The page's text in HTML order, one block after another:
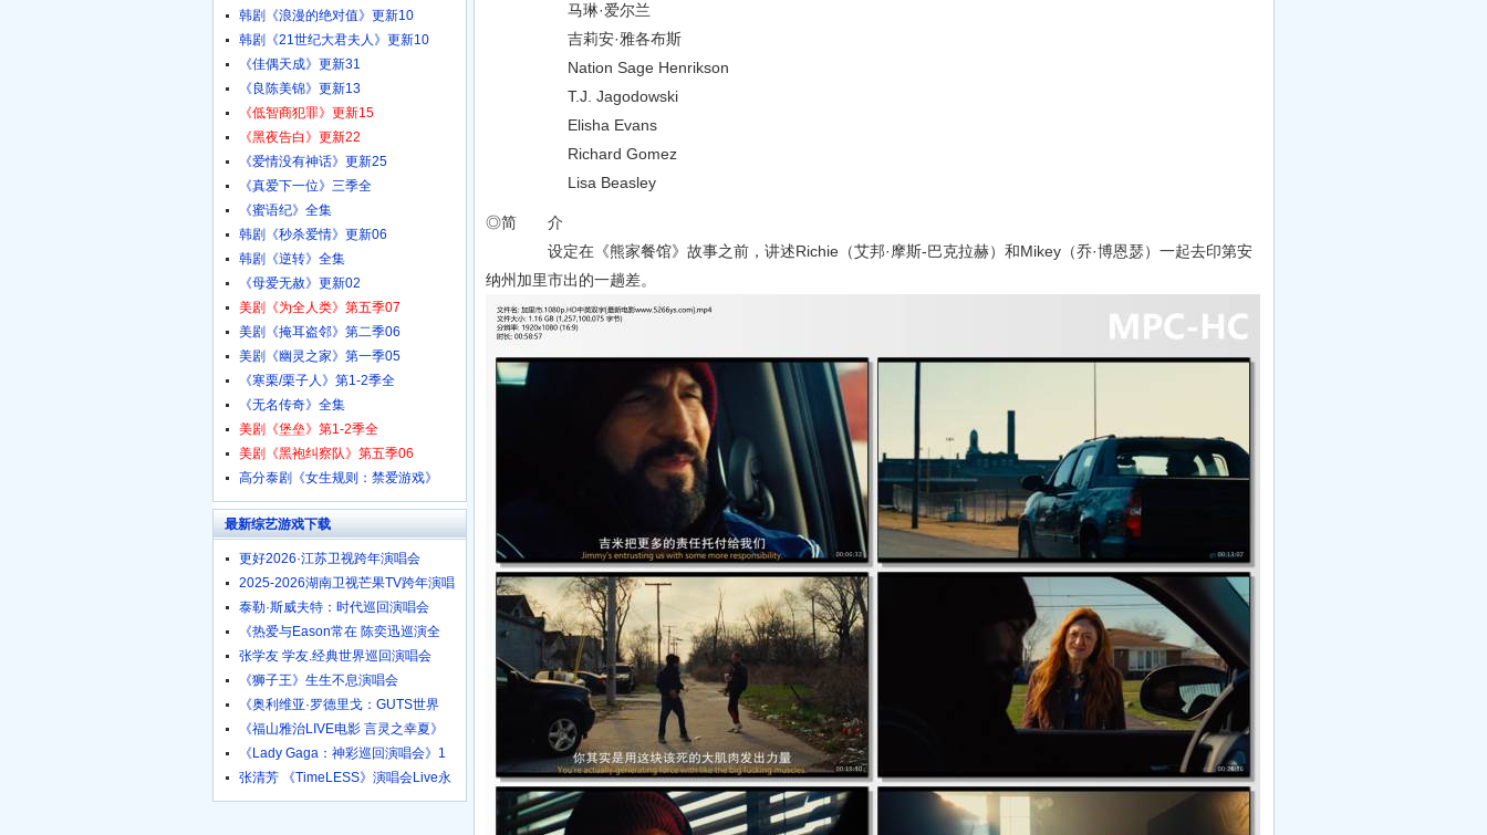
马琳·爱尔兰
吉莉安·雅各布斯
Nation Sage Henrikson
T.J. Jagodowski
Elisha Evans
Richard Gomez
Lisa Beasley
◎简 介
设定在《熊家餐馆》故事之前，讲述Richie（艾邦·摩斯-巴克拉赫）和Mikey（乔·博恩瑟）一起去印第安
纳州加里市出的一趟差。
韩剧《浪漫的绝对值》更新10
韩剧《21世纪大君夫人》更新10
《佳偶天成》更新31
《良陈美锦》更新13
《低智商犯罪》更新15
《黑夜告白》更新22
《爱情没有神话》更新25
《真爱下一位》三季全
《蜜语纪》全集
韩剧《秒杀爱情》更新06
韩剧《逆转》全集
《母爱无赦》更新02
美剧《为全人类》第五季07
美剧《掩耳盗邻》第二季06
美剧《幽灵之家》第一季05
《寒栗/栗子人》第1-2季全
《无名传奇》全集
美剧《堡垒》第1-2季全
美剧《黑袍纠察队》第五季06
高分泰剧《女生规则：禁爱游戏》
最新综艺游戏下载
更好2026·江苏卫视跨年演唱会
2025-2026湖南卫视芒果TV跨年演唱
泰勒·斯威夫特：时代巡回演唱会
《热爱与Eason常在 陈奕迅巡演全
张学友 学友.经典世界巡回演唱会
《狮子王》生生不息演唱会
《奥利维亚·罗德里戈：GUTS世界
《福山雅治LIVE电影 言灵之幸夏》
《Lady Gaga：神彩巡回演唱会》1
张清芳 《TimeLESS》演唱会Live永